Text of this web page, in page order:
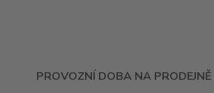
PROVOZNÍ DOBA NA PRODEJNĚ